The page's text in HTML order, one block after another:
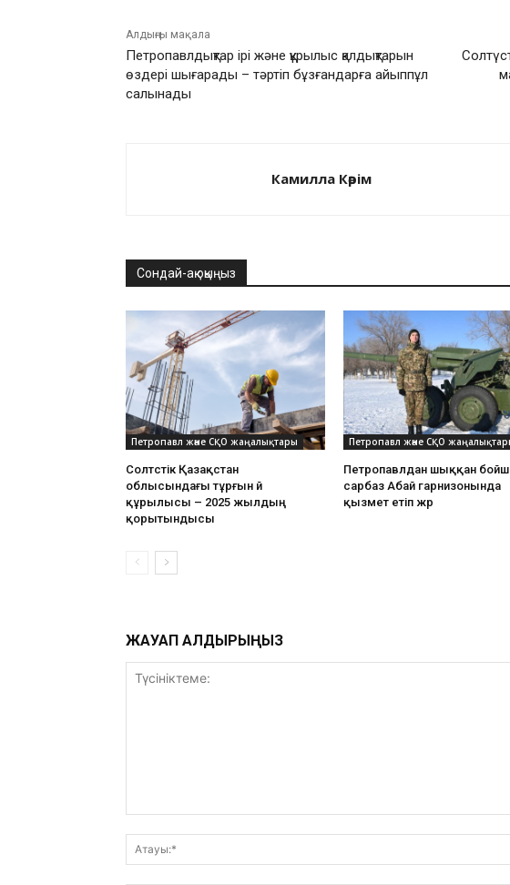
Алдыңғы мақала
Петропавлдықтар ірі және құрылыс қалдықтарын
өздері шығарады – тәртіп бұзғандарға айыппұл
салынады
Камилла Кәрім
Сондай-ақ оқыңыз
Петропавл және СҚО жаңалықтары
Солтүстік Қазақстан
облысындағы тұрғын үй
құрылысы – 2025 жылдың
қорытындысы
Петропавл және СҚО
Петропавлдан шыққан
сарбаз Абай гарнизонында
қызмет етіп жүр
ЖАУАП ҚАЛДЫРЫҢЫЗ